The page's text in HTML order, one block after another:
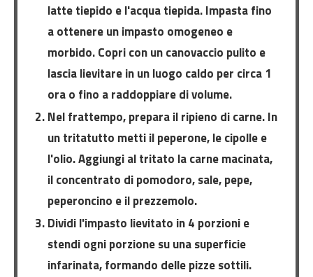
latte tiepido e l'acqua tiepida. Impasta fino
a ottenere un impasto omogeneo e
morbido. Copri con un canovaccio pulito e
lascia lievitare in un luogo caldo per circa 1
ora o fino a raddoppiare di volume.
Nel frattempo, prepara il ripieno di carne. In
un tritatutto metti il peperone, le cipolle e
l'olio. Aggiungi al tritato la carne macinata,
il concentrato di pomodoro, sale, pepe,
peperoncino e il prezzemolo.
Dividi l'impasto lievitato in 4 porzioni e
stendi ogni porzione su una superficie
infarinata, formando delle pizze sottili.